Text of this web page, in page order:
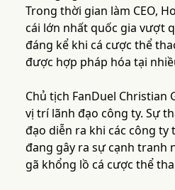
Trong thời gian làm CEO,
cái lớn nhất quốc gia vượt
đáng kể khi cá cược thể
được hợp pháp hóa tại
Chủ tịch FanDuel Christian
vị trí lãnh đạo công ty. Sự
đạo diễn ra khi các công
đang gây ra sự cạnh tranh
gã khổng lồ cá cược thể